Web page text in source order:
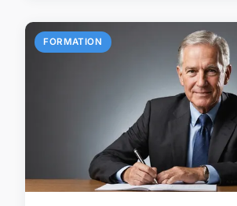
FORMATION